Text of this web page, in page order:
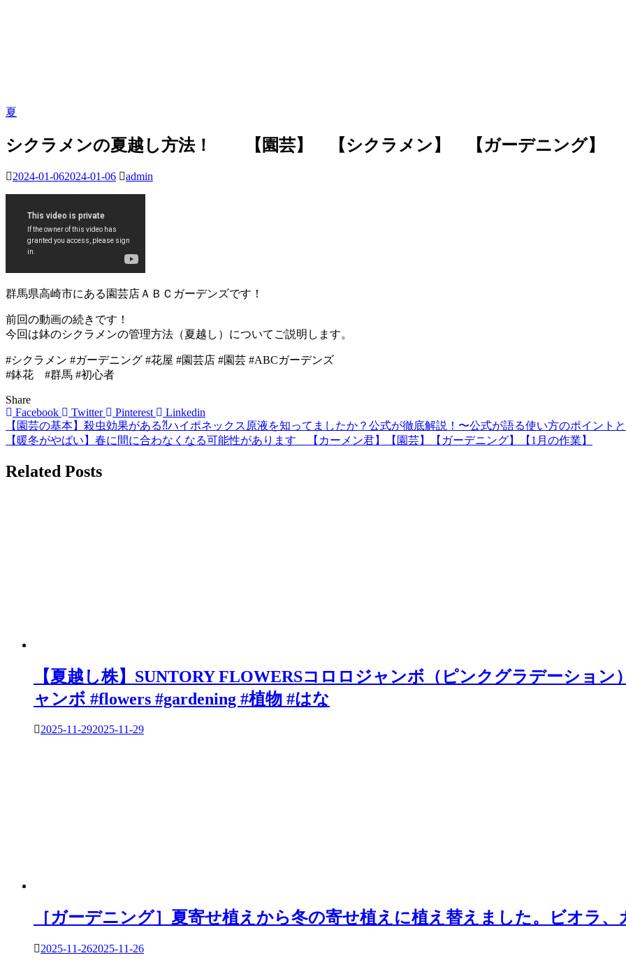
夏
シクラメンの夏越し方法！ 【園芸】 【シクラメン】 【ガーデニング】
2024-01-062024-01-06 admin
群馬県高崎市にある園芸店ＡＢＣガーデンズです！
前回の動画の続きです！
今回は鉢のシクラメンの管理方法（夏越し）についてご説明します。
#シクラメン #ガーデニング #花屋 #園芸店 #園芸 #ABCガーデンズ
#鉢花 #群馬 #初心者
Share
Facebook
Twitter Pinterest Linkedin
投
稿
ナ
【園芸の基本】殺虫効果がある⁈ハイポネックス原液を知ってましたか？公式が徹底解説！〜公式が語る使い方のポイント
【暖冬がやばい】春に間に合わなくなる可能性があります 【カーメン君】【園芸】【ガーデニング】【1月の作業】
Related Posts
【夏越し株】SUNTORY FLOWERSコロロジャンボ（ピンクグラデーション
ャンボ #flowers #gardening #植物 #はな
2025-11-292025-11-29
［ガーデニング］夏寄せ植えから冬の寄せ植えに植え替えました。ビオラ
2025-11-262025-11-26